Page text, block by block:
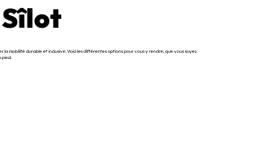
la mobilité durable et inclusive. Voici les différentes options pour vous y rendre, que vous soyez
pied.